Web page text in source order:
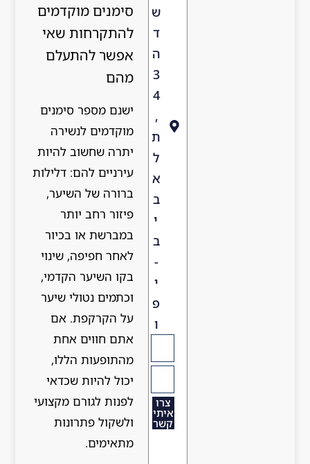
ש
ד
ה
3
4
,
ת
ל
א
ב
י
ב
-
י
פ
ו
צרו
איתי
קשר
סימנים מוקדמים
להתקרחות שאי
אפשר להתעלם
מהם
ישנם מספר סימנים
מוקדמים לנשירה
יתרה שחשוב להיות
עירניים להם: דלילות
ברורה של השיער,
פיזור רחב יותר
במברשת או בכיור
לאחר חפיפה, שינוי
בקו השיער הקדמי,
וכתמים נטולי שיער
על הקרקפת. אם
אתם חווים אחת
מהתופעות הללו,
יכול להיות שכדאי
לפנות לגורם מקצועי
ולשקול פתרונות
מתאימים.